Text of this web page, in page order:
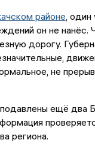
районе, один
он не
дорогу.
не
ещё два
региона.